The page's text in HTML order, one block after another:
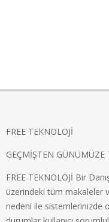
FREE TEKNOLOJİ
GEÇMİŞTEN GÜNÜMÜZE
FREE TEKNOLOJİ Bir
üzerindeki tüm makaleler
nedeni ile sistemlerinizde